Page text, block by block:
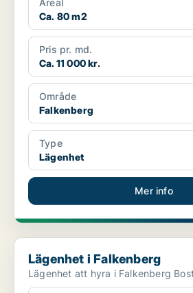
Areal
Ca. 80 m2
Pris pr. md.
Ca. 11 000 kr.
Område
Falkenberg
Type
Lägenhet
Mer info
Lägenhet i Falkenberg
Lägenhet i Falkenberg